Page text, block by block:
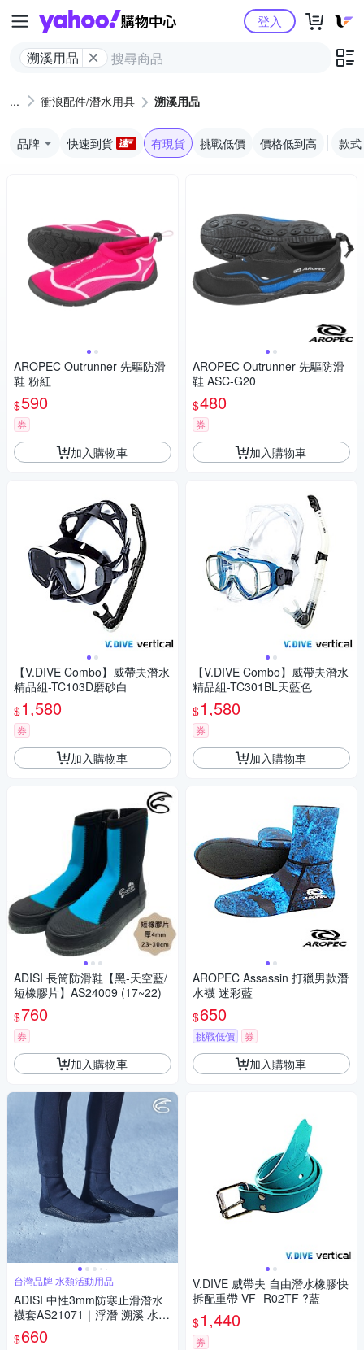
Yahoo購物中心
溯溪用品
登入
衝浪配件/潛水用具 溯溪用品
品牌 快速到貨 有現貨 挑戰低價 價格低到高 款式
AROPEC Outrunner 先驅防滑
鞋 粉紅
$590
券
加入購物車
【V.DIVE Combo】威帶夫潛水
精品組-TC103D磨砂白
$1,580
券
加入購物車
ADISI 長筒防滑鞋【黑-天空藍/
短橡膠片】AS24009 (17~22)
$760
券
加入購物車
台灣品牌 水類活動用品
ADISI 中性3mm防寒止滑潛水
襪套AS21071｜浮潛 溯溪 水上
活動 UPF50+ 防曬 防磨 防水母
$660
AROPEC Outrunner 先驅防滑
鞋 ASC-G20
$480
券
加入購物車
【V.DIVE Combo】威帶夫潛水
精品組-TC301BL天藍色
$1,580
券
加入購物車
AROPEC Assassin 打獵男款潛
水襪 迷彩藍
$650
挑戰低價 券
加入購物車
V.DIVE 威帶夫 自由潛水橡膠快
拆配重帶-VF- R02TF ?藍
$1,440
券